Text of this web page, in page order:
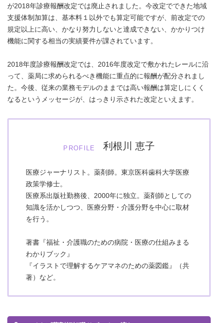
が2018年診療報酬改定では廃止されました。今改定でできた地域
支援体制加算は、基本料１以外でも算定可能ですが、前改定での
規定以上に高い、かなり努力しないと達成できない、かかりつけ
機能に関する相当の実績要件が課されています。
2018年度診療報酬改定では、2016年度改定で敷かれたレールに沿
って、薬局に求められるべき機能に重点的に報酬が配分されまし
た。今後、従来の業務モデルのままでは高い報酬は算定しにくく
なるというメッセージが、はっきり示された改定といえます。
PROFILE 利根川 恵子
医療ジャーナリスト。薬剤師。東京医科歯科大学医療
政策学修士。
医療系出版社勤務後、2000年に独立。薬剤師としての
知識を活かしつつ、医療分野・介護分野を中心に取材
を行う。
著書『福祉・介護職のための病院・医療の仕組みまる
わかりブック』
『イラストで理解するケアマネのための薬図鑑』（共
著）など。